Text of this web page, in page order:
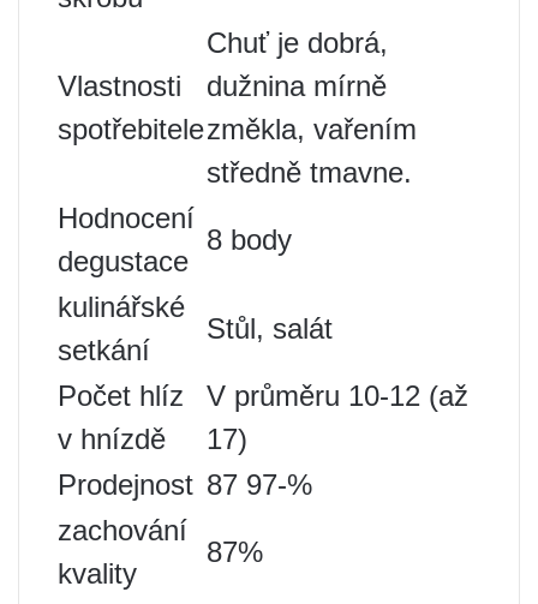
Vlastnosti
spotřebitele
Chuť je dobrá,
dužnina mírně
změkla, vařením
středně tmavne.
Hodnocení
degustace
8 body
kulinářské
setkání
Stůl, salát
Počet hlíz
v hnízdě
V průměru 10-12 (až
17)
Prodejnost 87 97-%
zachování
kvality
87%